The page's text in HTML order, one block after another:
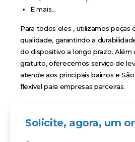
E mais…
Para todos eles , utilizamos peças
qualidade, garantindo a
do dispositivo a longo prazo. Além
gratuito, oferecemos serviço de
atende aos principais bairros e
flexível para empresas parceiras.
Solicite, agora, um